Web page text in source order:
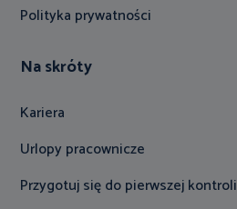
Polityka prywatności
Na skróty
Kariera
Urlopy pracownicze
Przygotuj się do pierwszej kontroli